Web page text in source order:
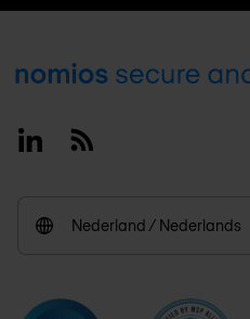
Footer
LinkedinRSS
Nederland / Nederlands